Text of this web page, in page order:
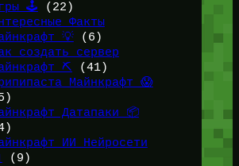
🕹️ (22)
Факты
💡(6)
создать сервер
⛏️ (41)
Майнкрафт 😱
Датапаки 📦
ИИ Нейросети
(9)